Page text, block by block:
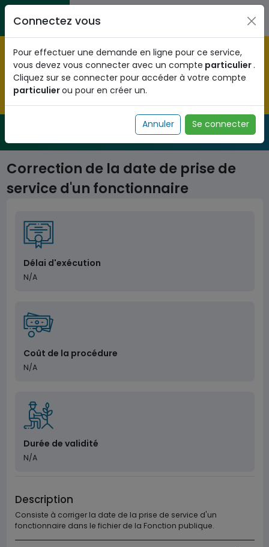
Aller au contenu principal
Citoyens
Pré-enregistrez vous dès maintenant pour le programme
national d'identification biométrique et
obtenez votre Numéro d'Identification Unique (NIU) en
cliquant
Fermer
de l'administration togolaise
Correction de la date de prise de
service d'un fonctionnaire
Délai d'exécution
N/A
Coût de la procédure
N/A
Durée de validité
N/A
Description
Consiste à corriger la date de la prise de service d'un
fonctionnaire dans le fichier de la Fonction publique.
Connectez vous
Pour effectuer une demande en ligne pour ce service,
vous devez vous connecter avec un compte particulier.
Cliquez sur se connecter pour accéder à votre compte
particulierou pour en créer un.
Annuler Se connecter